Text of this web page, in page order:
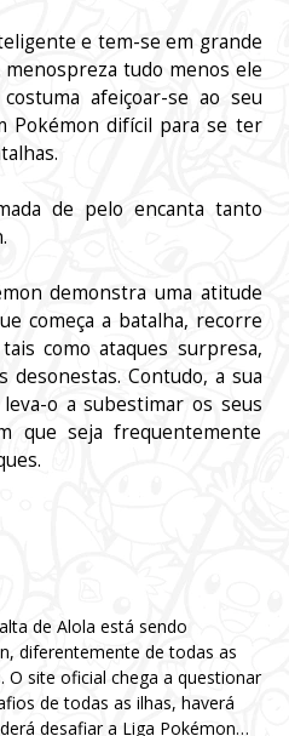
e tem-se em grande
menospreza tudo menos ele
afeiçoar-se ao seu
Pokémon difícil para se ter
de pelo encanta tanto
demonstra uma atitude
começa a batalha, recorre
como ataques surpresa,
desonestas. Contudo, a sua
o a subestimar os seus
que seja frequentemente
de Alola está sendo
diferentemente de todas as
O site oficial chega a questionar
de todas as ilhas, haverá
desafiar a Liga Pokémon…